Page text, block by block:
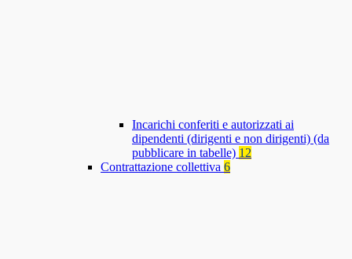
Incarichi conferiti e autorizzati ai
dipendenti (dirigenti e non dirigenti) (da
pubblicare in tabelle) 12
Contrattazione collettiva 6